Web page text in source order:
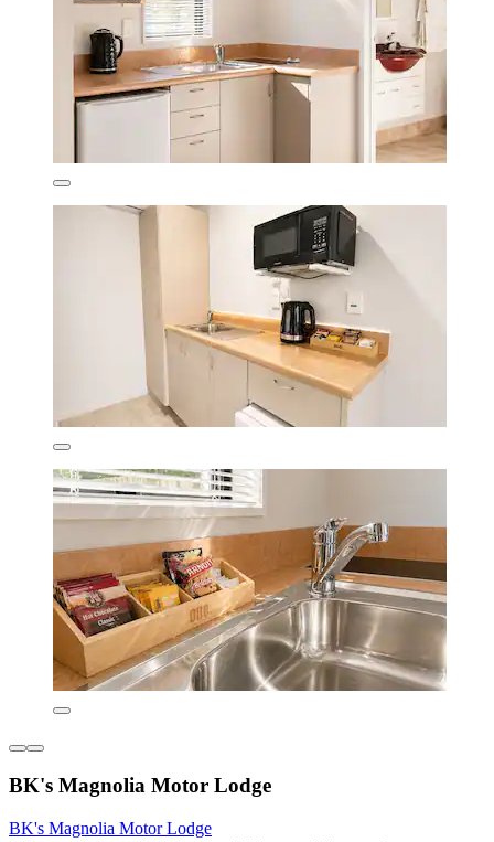
BK's Magnolia Motor Lodge
BK's Magnolia Motor Lodge